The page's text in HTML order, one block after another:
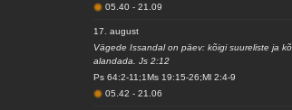
05.40-21.09
17. august
Vägede Issandal on päev: kõigi suureliste ja
alandada. Js 2:12
Ps 64:2-11;1Ms 19:15-26;Ml 2:4-9
05.42-21.06